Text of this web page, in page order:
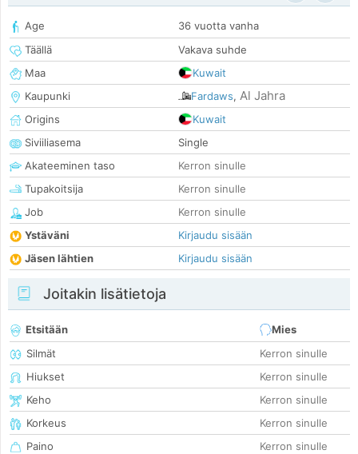
Age
36 vuotta vanha
Täällä
Vakava suhde
Maa
Kuwait
Kaupunki
Fardaws, Al Jahra
Origins
Kuwait
Siviiliasema
Single
Akateeminen taso
Kerron sinulle
Tupakoitsija
Kerron sinulle
Job
Kerron sinulle
Ystäväni
Kirjaudu sisään
Jäsen lähtien
Kirjaudu sisään
Joitakin lisätietoja
Etsitään
Mies
Silmät
Kerron sinulle
Hiukset
Kerron sinulle
Keho
Kerron sinulle
Korkeus
Kerron sinulle
Paino
Kerron sinulle